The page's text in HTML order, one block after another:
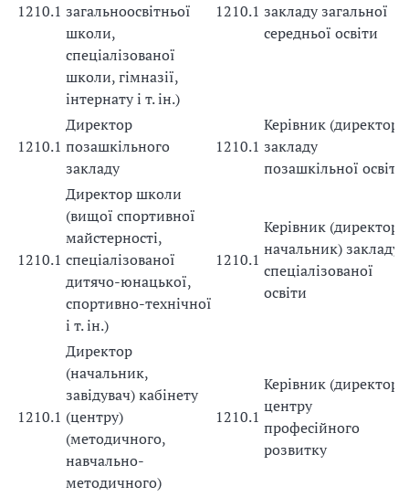
1210.1 загальноосвітньої
школи,
спеціалізованої
школи, гімназії,
інтернату і т. ін.)
1210.1 закладу загальної
середньої освіти
1210.1
Директор
позашкільного
закладу
1210.1
Керівник (директор)
закладу
позашкільної освіти
1210.1
Директор школи
(вищої спортивної
майстерності,
спеціалізованої
дитячо-юнацької,
спортивно-технічної
і т. ін.)
1210.1
Керівник (директор,
начальник) закладу
спеціалізованої
освіти
1210.1
Директор
(начальник,
завідувач) кабінету
(центру)
(методичного,
навчально-
методичного)
1210.1
Керівник (директор)
центру
професійного
розвитку